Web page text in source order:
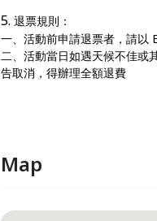
5. 退票規則：
一、活動前申請退票者，請以
二、活動當日如遇天候不佳或
告取消，得辦理全額退費
Map